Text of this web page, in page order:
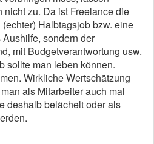
zu. Da ist Freelance die
Halbtagsjob bzw. eine
sondern der
mit Budgetverantwortung usw.
sollte man leben können.
Wirkliche Wertschätzung
als Mitarbeiter auch mal
deshalb belächelt oder als